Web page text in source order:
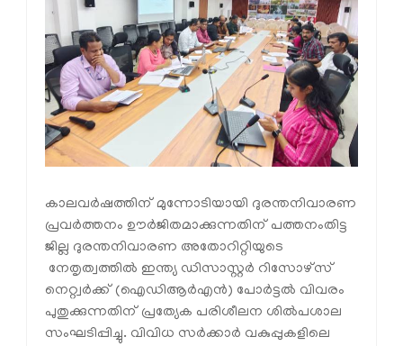
കാലവര്‍ഷത്തിന് മുന്നോടിയായി ദുരന്തനിവാരണ
പ്രവര്‍ത്തനം ഊര്‍ജിതമാക്കുന്നതിന് പത്തനംതിട്ട
ജില്ല ദുരന്തനിവാരണ അതോറിറ്റിയുടെ
നേതൃത്വത്തില്‍ ഇന്ത്യ ഡിസാസ്റ്റര്‍ റിസോഴ്‌സ്
നെറ്റ്വര്‍ക്ക് (ഐഡിആര്‍എന്‍) പോര്‍ട്ടല്‍ വിവരം
പുതുക്കുന്നതിന് പ്രത്യേക പരിശീലന ശില്‍പശാല
സംഘടിപ്പിച്ചു. വിവിധ സര്‍ക്കാര്‍ വകുപ്പുകളിലെ